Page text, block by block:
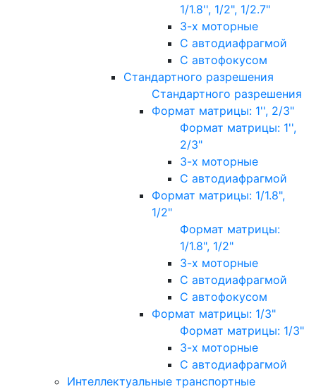
1/1.8'', 1/2", 1/2.7"
3-х моторные
С автодиафрагмой
С автофокусом
Стандартного разрешения
Стандартного разрешения
Формат матрицы: 1'', 2/3"
Формат матрицы: 1'',
2/3"
3-х моторные
С автодиафрагмой
Формат матрицы: 1/1.8",
1/2"
Формат матрицы:
1/1.8", 1/2"
3-х моторные
С автодиафрагмой
С автофокусом
Формат матрицы: 1/3"
Формат матрицы: 1/3"
3-х моторные
С автодиафрагмой
Интеллектуальные транспортные